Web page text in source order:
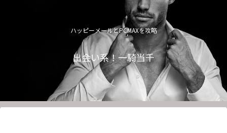
ハッピーメールとPCMAXを攻略
出会い系！一騎当千